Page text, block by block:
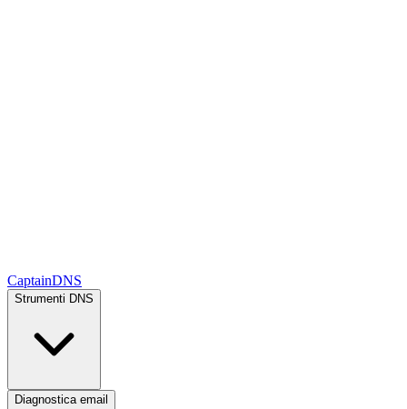
CaptainDNS
Strumenti DNS
Diagnostica email